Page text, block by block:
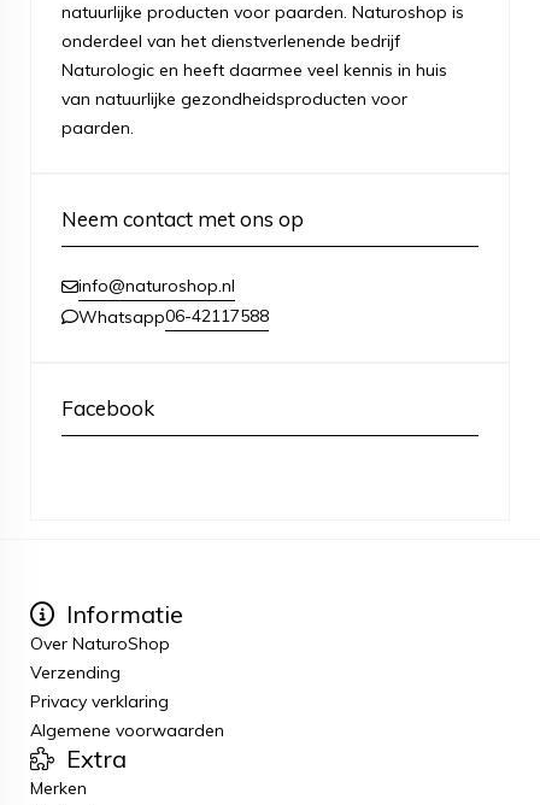
natuurlijke producten voor paarden. Naturoshop is
onderdeel van het dienstverlenende bedrijf
Naturologic en heeft daarmee veel kennis in huis
van natuurlijke gezondheidsproducten voor
paarden.
Neem contact met ons op
info@naturoshop.nl
Whatsapp06-42117588
Facebook
Informatie
Over NaturoShop
Verzending
Privacy verklaring
Algemene voorwaarden
Extra
Merken